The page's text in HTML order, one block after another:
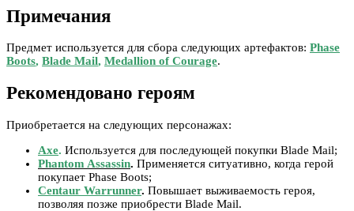
Примечания
Предмет используется для сбора следующих артефактов: Phase
Boots, Blade Mail, Medallion of Courage.
Рекомендовано героям
Приобретается на следующих персонажах:
Axe. Используется для последующей покупки Blade Mail;
Phantom Assassin. Применяется ситуативно, когда герой
покупает Phase Boots;
Centaur Warrunner. Повышает выживаемость героя,
позволяя позже приобрести Blade Mail.